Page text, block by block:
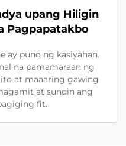
upang Hiligin
Pagpapatakbo
ay puno ng kasiyahan.
na pamamaraan ng
at maaaring gawing
at sundin ang
fit.